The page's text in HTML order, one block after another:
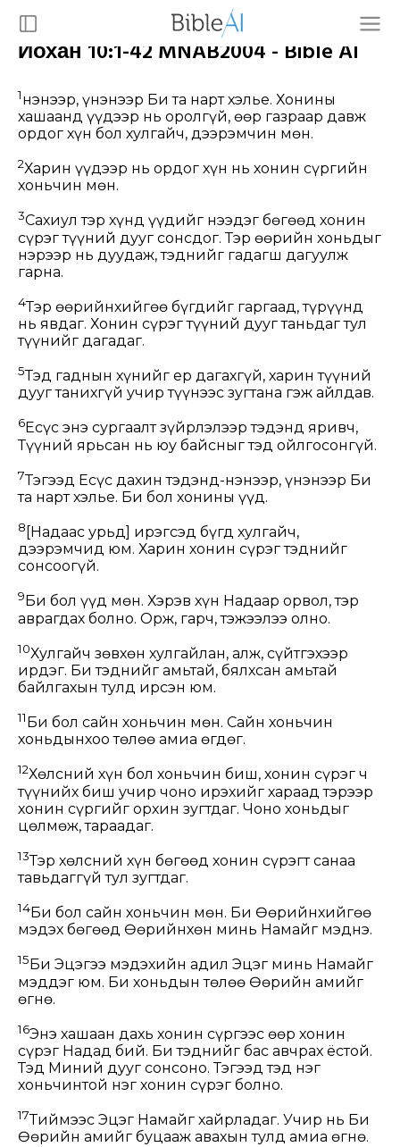
Иохан 10:1-42 MNAB2004 - Bible AI
1Үнэнээр, үнэнээр Би та нарт хэлье. Хонины
хашаанд үүдээр нь оролгүй, өөр газраар давж
ордог хүн бол хулгайч, дээрэмчин мөн.
2Харин үүдээр нь ордог хүн нь хонин сүргийн
хоньчин мөн.
3Сахиул тэр хүнд үүдийг нээдэг бөгөөд хонин
сүрэг түүний дууг сонсдог. Тэр өөрийн хоньдыг
нэрээр нь дуудаж, тэднийг гадагш дагуулж
гарна.
4Тэр өөрийнхийгөө бүгдийг гаргаад, түрүүнд
нь явдаг. Хонин сүрэг түүний дууг таньдаг тул
түүнийг дагадаг.
5Тэд гаднын хүнийг ер дагахгүй, харин түүний
дууг танихгүй учир түүнээс зугтана гэж айлдав.
6Есүс энэ сургаалт зүйрлэлээр тэдэнд яривч,
Түүний ярьсан нь юу байсныг тэд ойлгосонгүй.
7Тэгээд Есүс дахин тэдэнд-Үнэнээр, үнэнээр Би
та нарт хэлье. Би бол хонины үүд.
8 [Надаас урьд] ирэгсэд бүгд хулгайч,
дээрэмчид юм. Харин хонин сүрэг тэднийг
сонсоогүй.
9 Би бол үүд мөн. Хэрэв хүн Надаар орвол, тэр
аврагдах болно. Орж, гарч, тэжээлээ олно.
10Хулгайч зөвхөн хулгайлан, алж, сүйтгэхээр
ирдэг. Би тэднийг амьтай, бялхсан амьтай
байлгахын тулд ирсэн юм.
11 Би бол сайн хоньчин мөн. Сайн хоньчин
хоньдынхоо төлөө амиа өгдөг.
12Хөлсний хүн бол хоньчин биш, хонин сүрэг ч
түүнийх биш учир чоно ирэхийг хараад тэрээр
хонин сүргийг орхин зугтдаг. Чоно хоньдыг
цөлмөж, тараадаг.
13Тэр хөлсний хүн бөгөөд хонин сүрэгт санаа
тавьдаггүй тул зугтдаг.
14Би бол сайн хоньчин мөн. Би Өөрийнхийгөө
мэдэх бөгөөд Өөрийнхөн минь Намайг мэднэ.
15 Би Эцэгээ мэдэхийн адил Эцэг минь Намайг
мэддэг юм. Би хоньдын төлөө Өөрийн амийг
өгнө.
16Энэ хашаан дахь хонин сүргээс өөр хонин
сүрэг Надад бий. Би тэднийг бас авчрах ёстой.
Тэд Миний дууг сонсоно. Тэгээд тэд нэг
хоньчинтой нэг хонин сүрэг болно.
17Тиймээс Эцэг Намайг хайрладаг. Учир нь Би
Өөрийн амийг буцааж авахын тулд амиа өгнө.